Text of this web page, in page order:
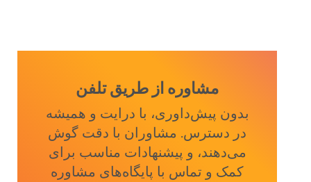
مشاوره از طریق تلفن
بدون پیش‌داوری، با درایت و همیشه
در دسترس. مشاوران با دقت گوش
می‌دهند، و پیشنهادات مناسب برای
کمک و تماس با پایگاه‌های مشاوره